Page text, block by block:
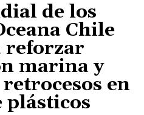
de los
Chile
reforzar
marina y
en
plásticos